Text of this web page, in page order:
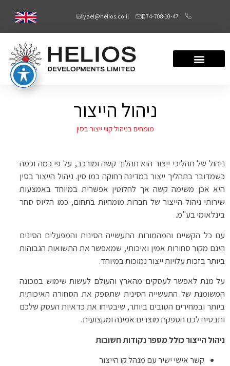
074-708-10-47
yael@helios.co.il
ניהול הייצור
מומחים בניהול קווי ייצור בסין
ניהול של תהליכי ייצור הוא תהליך קשה ומורכב, על פי כמה וכמה
כשמדובר בתהליך ייצור במדינה רחוקה כמו סין. ניהול הייצור בסין
היא אכן משימה קשה אך לחלוטין אפשרית במיוחד באמצעות
שירותי ניהול הייצור של חברות מומחיות בתחום, כמו הליוס סחר
בינלאומי בע"מ.
עם כל הקשיים והמהמורות התעשייה הסינית והמפעלים הסינים
הינם מקור סחורות אמין ואיכותי, שמאפשר את התשואות הגבוהות
ביותר בזכות עלויות ייצור נמוכות במיוחד.
על מנת לאפשר לעסקים מהארץ והעולם לעשות שימוש במכונה
המשומנת של התעשייה הסינית שתספק את הסחורה האיכותית
ביותר ובמחירים הטובים ביותר, שיבטיחו את כדאיות העסק שלכם
ותבטיח לכם הספקת מוצרים אמינה ומקצועית.
ניהול הייצור כולל מספר נקודות חשובות
קשר אישי ישיר עם מנהל קו הייצור